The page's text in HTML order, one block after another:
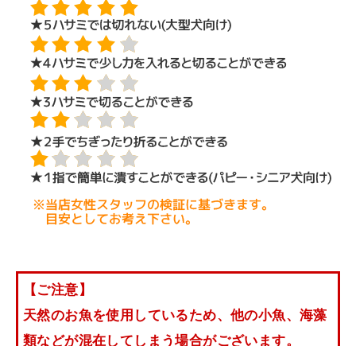
【ご注意】
天然のお魚を使用しているため、他の小魚、海藻
類などが混在してしまう場合がございます。